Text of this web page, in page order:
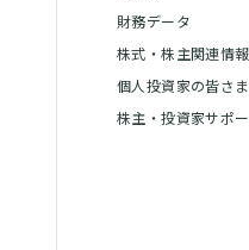
財務データ
株式・株主関連情報
個人投資家の皆さま
株主・投資家サポ